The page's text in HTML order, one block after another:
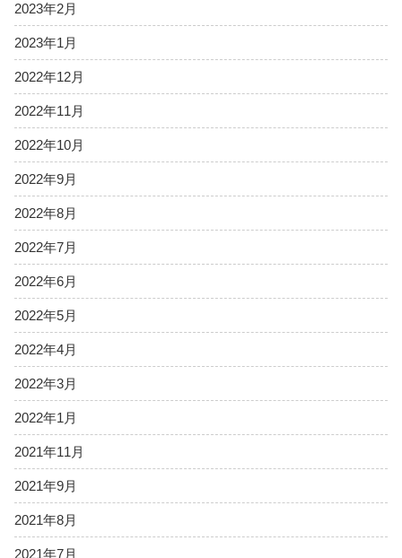
2023年2月
2023年1月
2022年12月
2022年11月
2022年10月
2022年9月
2022年8月
2022年7月
2022年6月
2022年5月
2022年4月
2022年3月
2022年1月
2021年11月
2021年9月
2021年8月
2021年7月